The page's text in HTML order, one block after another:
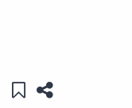
שתפו